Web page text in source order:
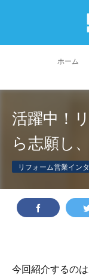
ホーム
活躍中！
ら志願し
リフォーム営業イン
今回紹介するの